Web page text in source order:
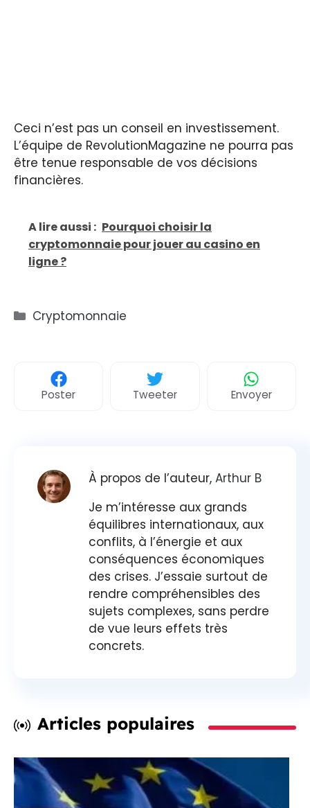
Ceci n’est pas un conseil en investissement.
L’équipe de RevolutionMagazine ne pourra pas
être tenue responsable de vos décisions
financières.
A lire aussi : Pourquoi choisir la
cryptomonnaie pour jouer au casino en
ligne ?
Catégories
Cryptomonnaie
Poster Tweeter Envoyer
À propos de l’auteur, Arthur B
Je m’intéresse aux grands
équilibres internationaux, aux
conflits, à l’énergie et aux
conséquences économiques
des crises. J’essaie surtout de
rendre compréhensibles des
sujets complexes, sans perdre
de vue leurs effets très
concrets.
Articles populaires